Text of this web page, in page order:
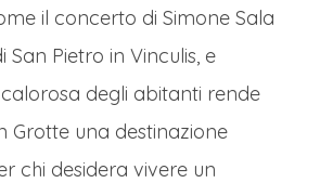
il concerto di Simone Sala
San Pietro in Vinculis, e
calorosa degli abitanti rende
Grotte una destinazione
chi desidera vivere un